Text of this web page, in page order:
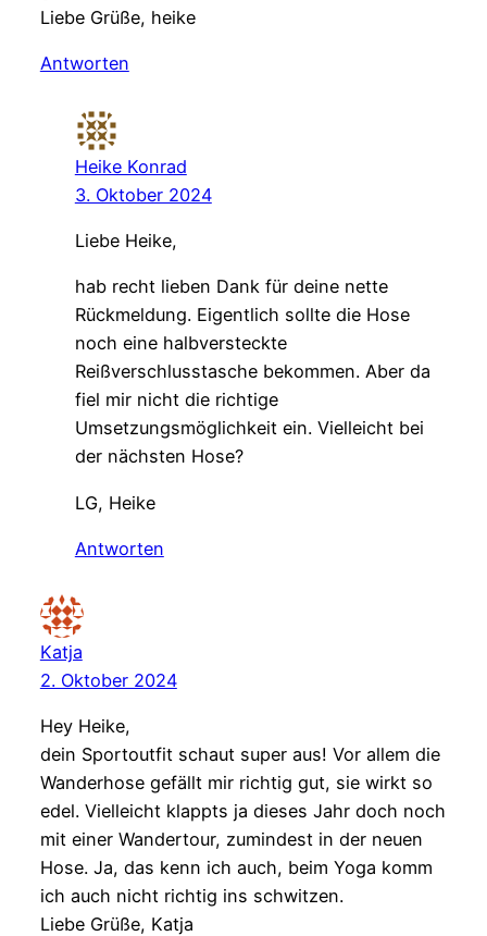
Liebe Grüße, heike
Antworten
Heike Konrad
3. Oktober 2024
Liebe Heike,
hab recht lieben Dank für deine nette
Rückmeldung. Eigentlich sollte die Hose
noch eine halbversteckte
Reißverschlusstasche bekommen. Aber da
fiel mir nicht die richtige
Umsetzungsmöglichkeit ein. Vielleicht bei
der nächsten Hose?
LG, Heike
Antworten
Katja
2. Oktober 2024
Hey Heike,
dein Sportoutfit schaut super aus! Vor allem die
Wanderhose gefällt mir richtig gut, sie wirkt so
edel. Vielleicht klappts ja dieses Jahr doch noch
mit einer Wandertour, zumindest in der neuen
Hose. Ja, das kenn ich auch, beim Yoga komm
ich auch nicht richtig ins schwitzen.
Liebe Grüße, Katja